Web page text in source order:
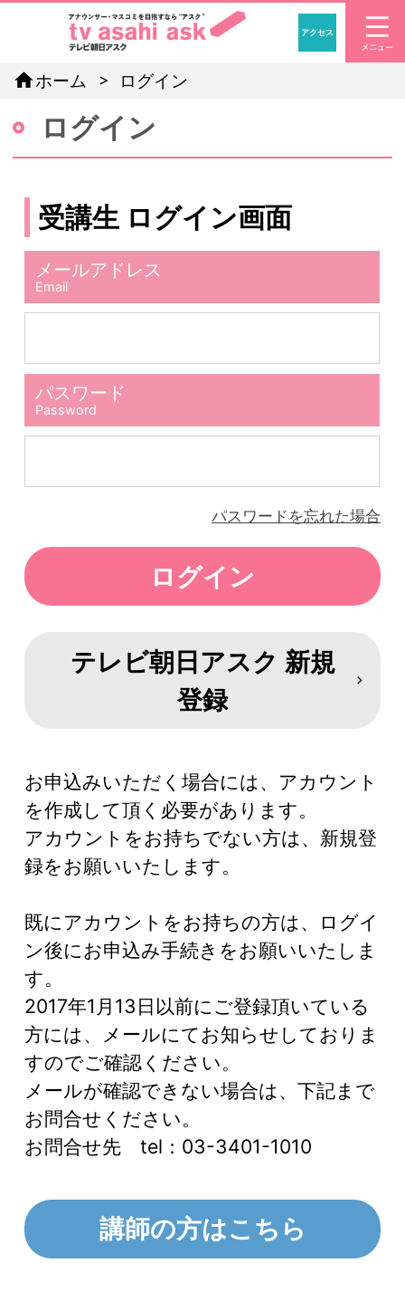
「アナウ
アクセス
homeホーム ログイン
ログイン
受講生 ログイン画面
メールアドレス
Email
パスワード
Password
パスワードを忘れた場合
テレビ朝日アスク 新規
登録
お申込みいただく場合には、アカウント
を作成して頂く必要があります。
アカウントをお持ちでない方は、新規登
録をお願いいたします。
既にアカウントをお持ちの方は、ログイ
ン後にお申込み手続きをお願いいたしま
す。
2017年1月13日以前にご登録頂いている
方には、メールにてお知らせしておりま
すのでご確認ください。
メールが確認できない場合は、下記まで
お問合せください。
お問合せ先 tel：03-3401-1010
講師の方はこちら